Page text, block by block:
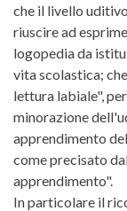
che il livello
riuscire ad
logopedia da
vita scolastica;
lettura labiale",
minorazione
apprendimento
come precisato
apprendimento".
In particolare il